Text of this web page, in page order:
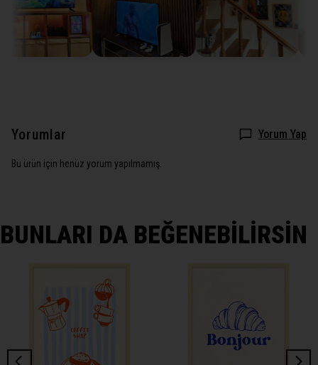
Yorumlar Yorum Yap
Bu ürün için henüz yorum yapılmamış.
BUNLARI DA BEĞENEBİLİRSİN